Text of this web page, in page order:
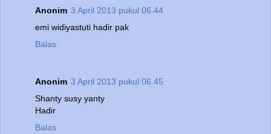
Anonim 3 April 2013 pukul 06.44
emi widiyastuti hadir pak
Balas
Anonim 3 April 2013 pukul 06.45
Shanty susy yanty
Hadir
Balas